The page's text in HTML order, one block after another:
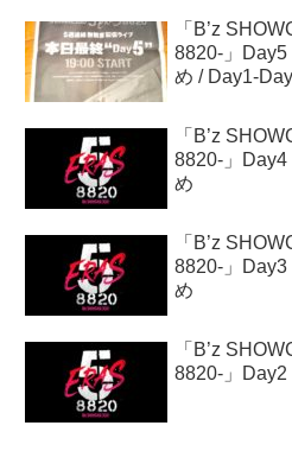
「B’z
8820-」Day5
め / Day1-
「B’z
8820-」Day4
め
「B’z
8820-」Day3
め
「B’z
8820-」Day2